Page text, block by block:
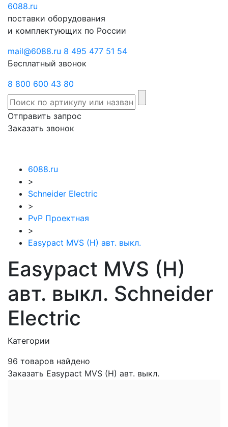
6088.ru
поставки оборудования
и комплектующих по России
mail@6088.ru 8 495 477 51 54
Бесплатный звонок
8 800 600 43 80
Отправить запрос
Заказать звонок
6088.ru
>
Schneider Electric
>
PvP Проектная
>
Easypact MVS (H) авт. выкл.
Easypact MVS (H)
авт. выкл. Schneider
Electric
Категории
96 товаров найдено
Заказать Easypact MVS (H) авт. выкл.
Отправить
запрос
звонок